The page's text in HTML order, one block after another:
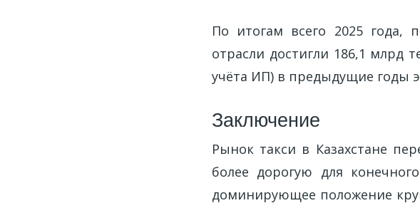
По итогам всего 2025 года,
отрасли достигли 186,1 млрд
учёта ИП) в предыдущие годы
Заключение
Рынок такси в Казахстане
более дорогую для
доминирующее положение